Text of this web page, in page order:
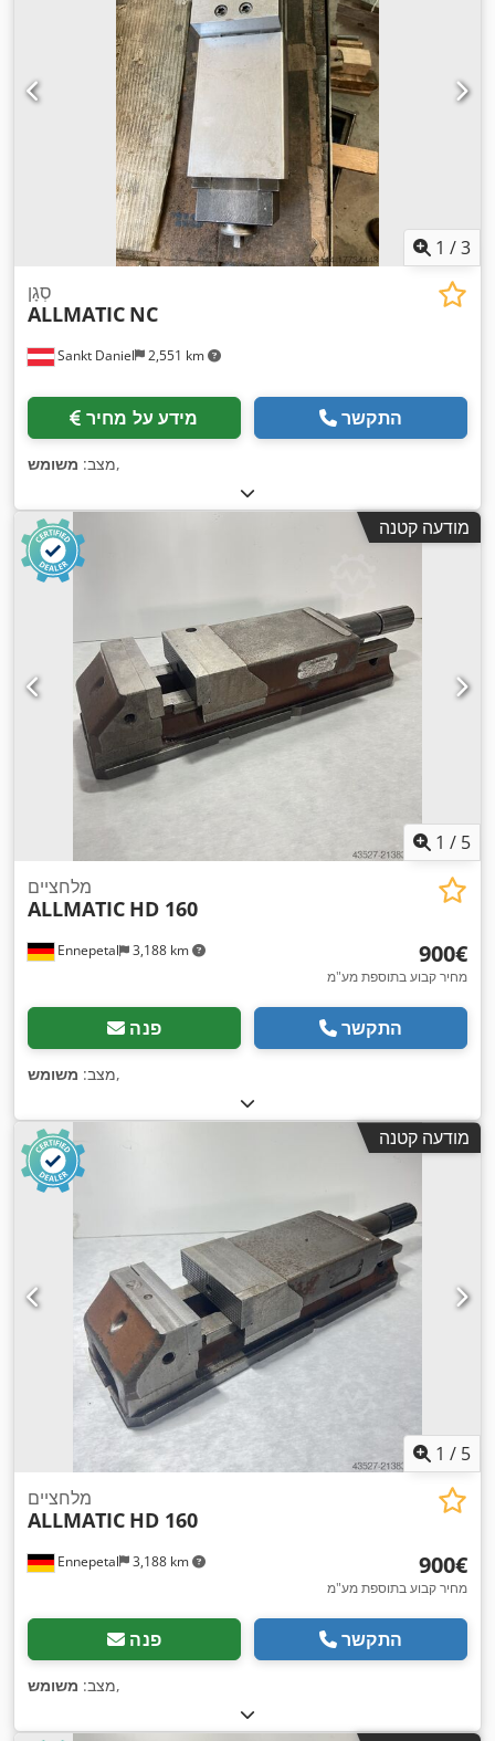
1 /3
Sankt Daniel 2,551 km
סְגָן
ALLMATIC NC
מידע על מחיר התקשר
מצב: משומש ,
מודעה קטנה
1 / 5
Ennepetal 3,188 km
מלחציים
ALLMATIC HD 160
‏900 ‏€
מחיר קבוע בתוספת מע"מ
פנה התקשר
מצב: משומש ,
מודעה קטנה
1 / 5
Ennepetal 3,188 km
מלחציים
ALLMATIC HD 160
‏900 ‏€
מחיר קבוע בתוספת מע"מ
פנה התקשר
מצב: משומש ,